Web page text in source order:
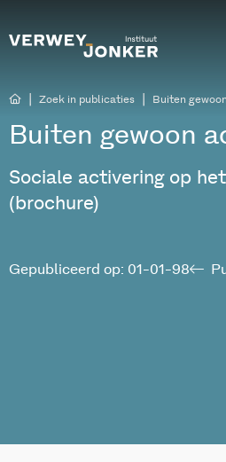
Zoek in publicaties Buiten
Buiten gewoon
Sociale activering op
(brochure)
Gepubliceerd op: 01-01-98